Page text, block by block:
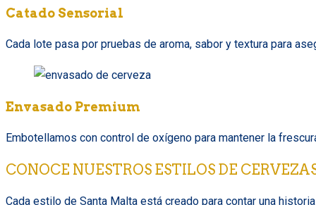
Catado Sensorial
Cada lote pasa por pruebas de aroma, sabor y textura para
Envasado Premium
Embotellamos con control de oxígeno para mantener la
CONOCE NUESTROS ESTILOS DE
Cada estilo de Santa Malta está creado para contar una